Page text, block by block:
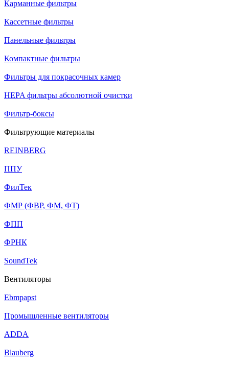
Карманные фильтры
Кассетные фильтры
Панельные фильтры
Компактные фильтры
Фильтры для покрасочных камер
HEPA фильтры абсолютной очистки
Фильтр-боксы
Фильтрующие материалы
REINBERG
ППУ
ФилТек
ФМР (ФВР, ФМ, ФТ)
ФПП
ФРНК
SoundTek
Вентиляторы
Ebmpapst
Промышленные вентиляторы
ADDA
Blauberg